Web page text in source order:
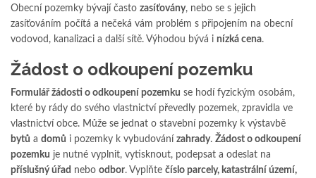
Obecní pozemky bývají často zasíťovány, nebo se s jejich
zasíťováním počítá a nečeká vám problém s připojením na obecní
vodovod, kanalizaci a další sítě. Výhodou bývá i nízká cena.
Žádost o odkoupení pozemku
Formulář žádosti o odkoupení pozemku se hodí fyzickým osobám,
které by rády do svého vlastnictví převedly pozemek, zpravidla ve
vlastnictví obce. Může se jednat o stavební pozemky k výstavbě
bytů a domů i pozemky k vybudování zahrady. Žádost o odkoupení
pozemku je nutné vyplnit, vytisknout, podepsat a odeslat na
příslušný úřad nebo odbor. Vyplňte číslo parcely, katastrální území,